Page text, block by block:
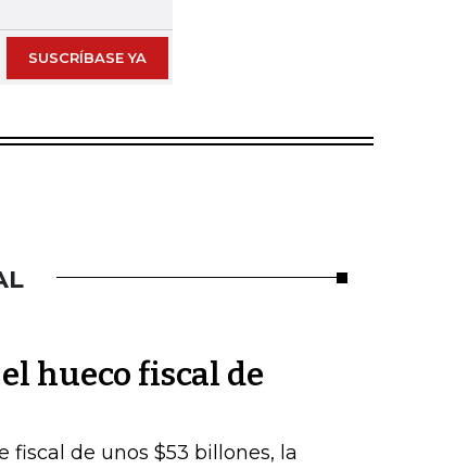
SUSCRÍBASE YA
hueco fiscal de
de unos $53 billones, la